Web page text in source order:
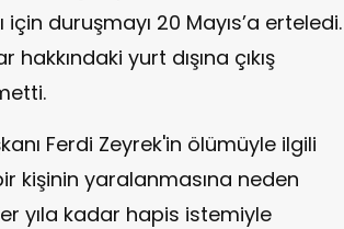
duruşmayı 20 Mayıs’a erteledi.
yurt dışına çıkış
Ferdi Zeyrek'in ölümüyle ilgili
kişinin yaralanmasına neden
yıla kadar hapis istemiyle